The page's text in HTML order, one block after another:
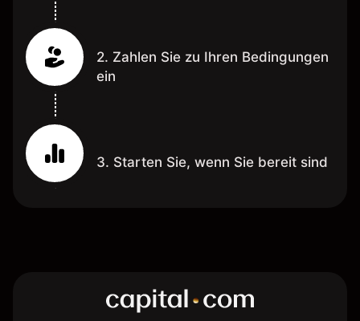
2. Zahlen Sie zu Ihren Bedingungen
ein
3. Starten Sie, wenn Sie bereit sind